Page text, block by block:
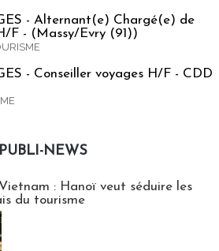
- Alternant(e) Chargé(e) de
F - (Massy/Evry (91))
- Conseiller voyages H/F - CDD
PUBLI-NEWS
: Hanoï veut séduire les
du tourisme